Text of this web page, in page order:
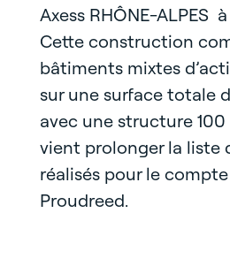
Axess RHÔNE-ALPES
Cette construction
bâtiments mixtes
sur une surface totale
avec une structure 100
vient prolonger la liste
réalisés pour le
Proudreed.